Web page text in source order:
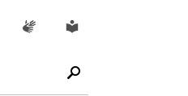
SUCHE STARTEN
Gebärdensprache
Leichte Sprache